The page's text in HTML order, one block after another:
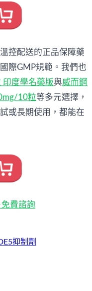
控配送的正品保障藥
際GMP規範。我們也
印度學名藥版與威而鋼
10粒等多元選擇，
或長期使用，都能在
費諮詢
抑制劑